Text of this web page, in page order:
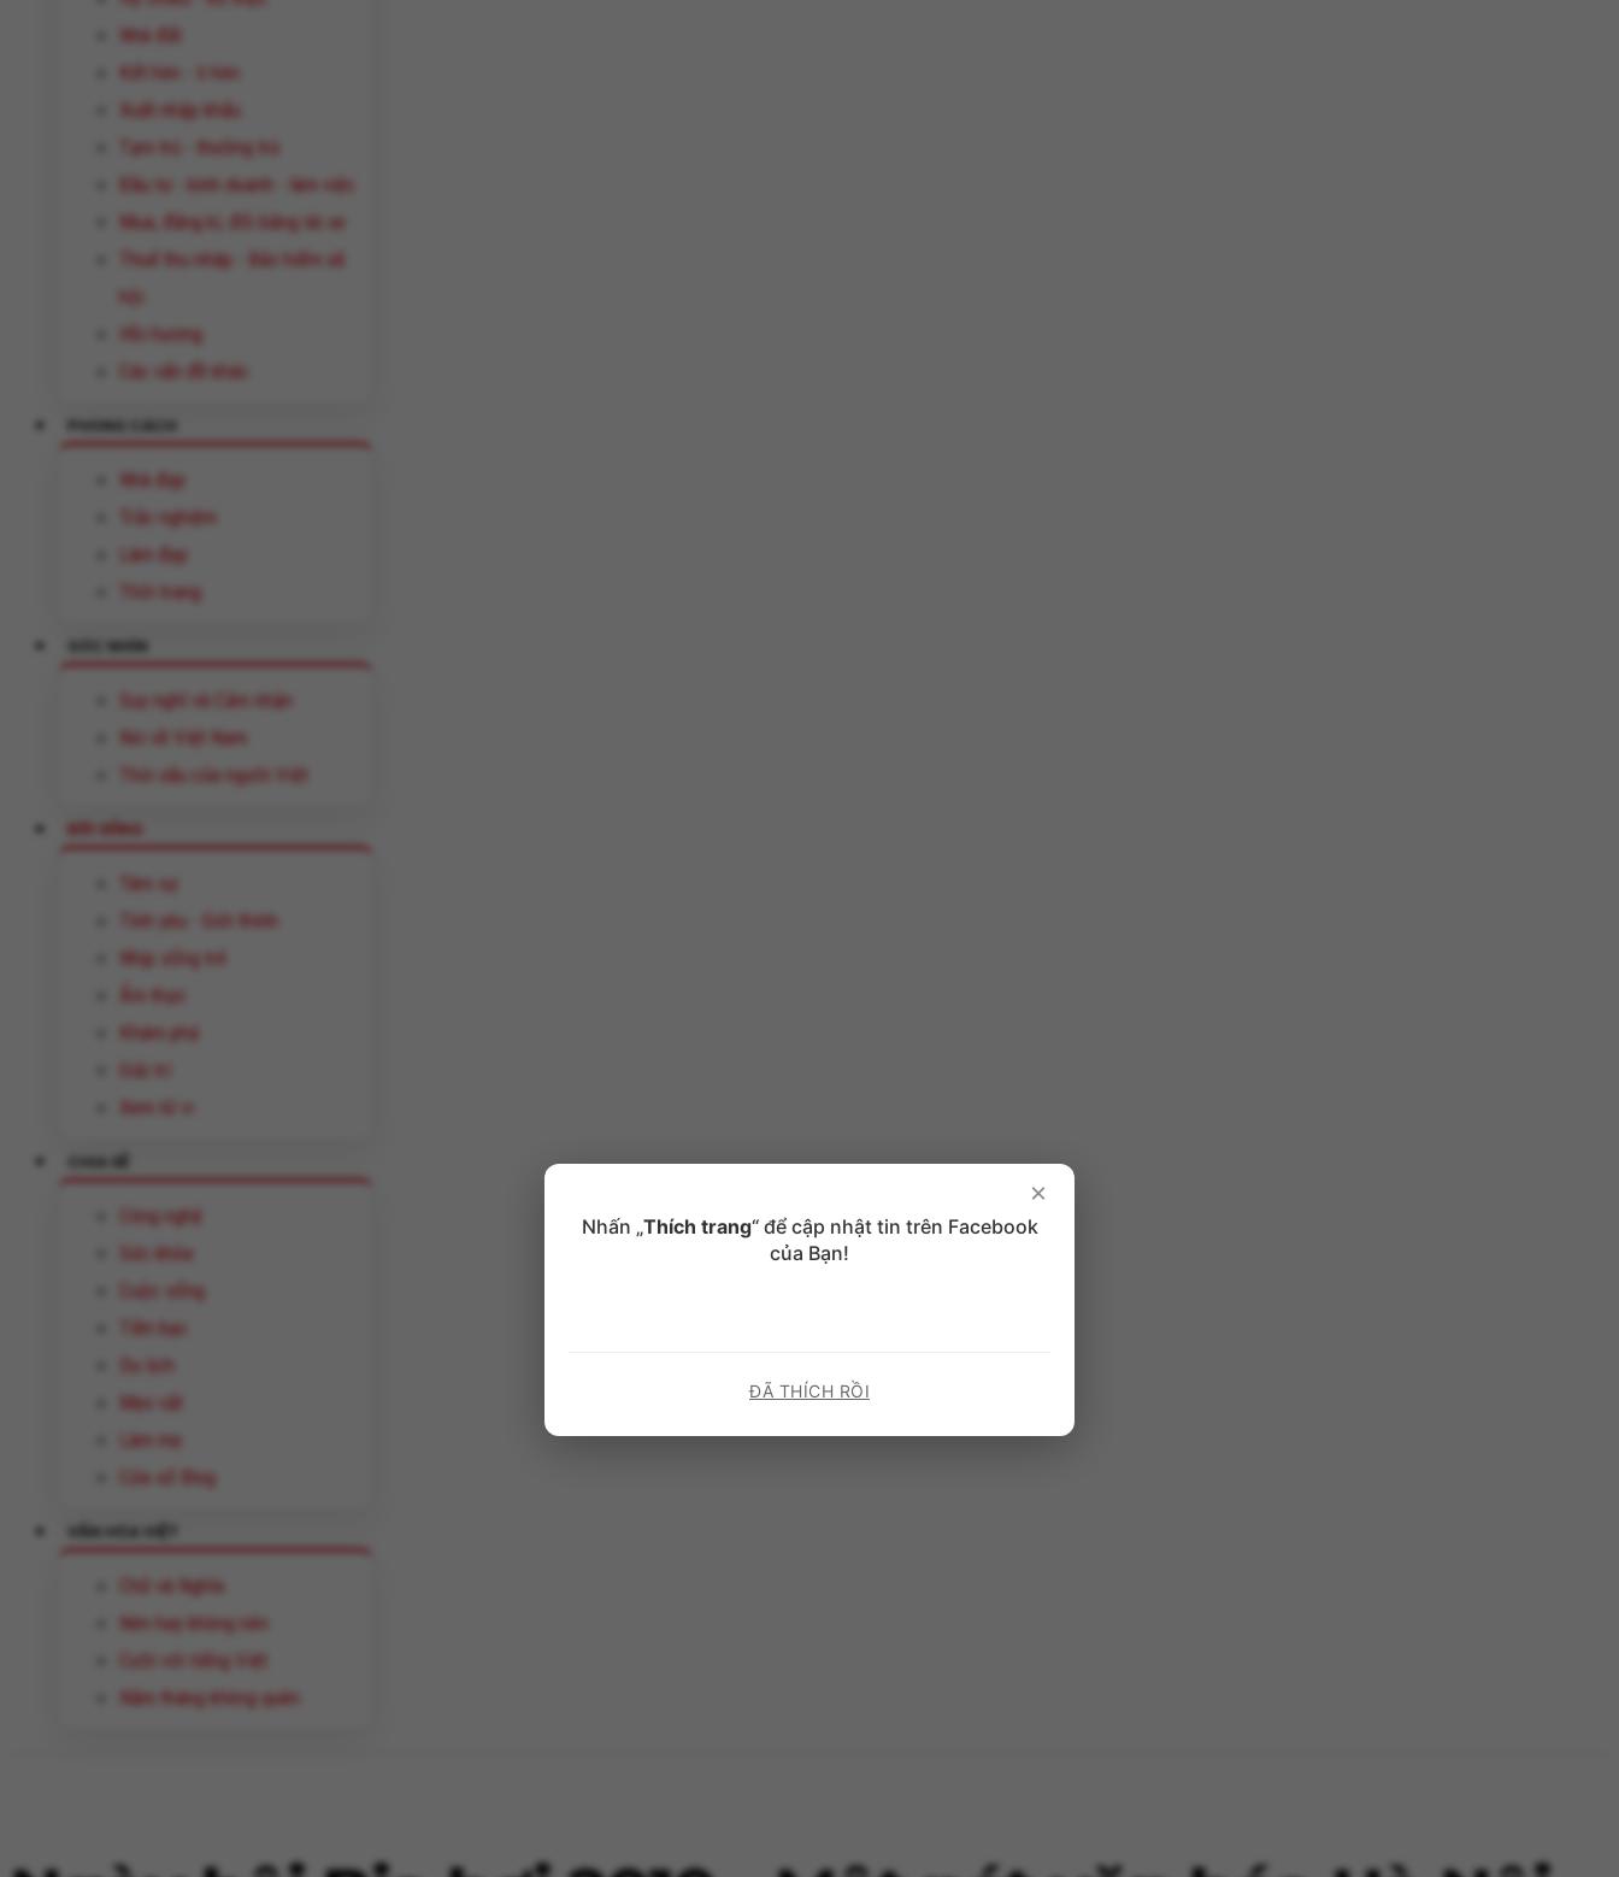
Nhà đất
Kết hôn - li hôn
Xuất nhập khẩu
Tạm trú - thường trú
Đầu tư - kinh doanh - làm việc
Mua, đăng kí, đổi bằng lái xe
Thuế thu nhâp - Bảo hiểm xã
hội
Hồi hương
Các vấn đề khác
PHONG CÁCH
Nhà đẹp
Trắc nghiệm
Làm đẹp
Thời trang
GÓC NHÌN
Suy nghĩ và Cảm nhận
Nói về Việt Nam
Thói xấu của người Việt
ĐỜI SỐNG
Tâm sự
Tình yêu - Giới thính
Nhịp sống trẻ
Ẩm thực
Khám phá
Giải trí
Xem tử vi
CHIA SẺ
Công nghệ
Sức khỏe
Cuộc sống
Tiền bạc
Du lịch
Mẹo vặt
Làm mẹ
Cửa sổ Blog
VĂN HÓA VIỆT
Chữ và Nghĩa
Nên hay không nên
Cười với tiếng Việt
Năm tháng không quên
×
Nhấn „Thích trang“ để cập nhật tin trên Facebook
của Bạn!
ĐÃ THÍCH RỒI